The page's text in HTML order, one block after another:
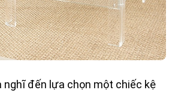
nghĩ đến lựa chọn một chiếc kệ